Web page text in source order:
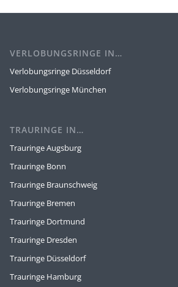
VERLOBUNGSRINGE IN…
Verlobungsringe Düsseldorf
Verlobungsringe München
TRAURINGE IN…
Trauringe Augsburg
Trauringe Bonn
Trauringe Braunschweig
Trauringe Bremen
Trauringe Dortmund
Trauringe Dresden
Trauringe Düsseldorf
Trauringe Hamburg